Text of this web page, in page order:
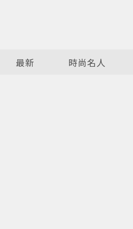
最新 時尚名人